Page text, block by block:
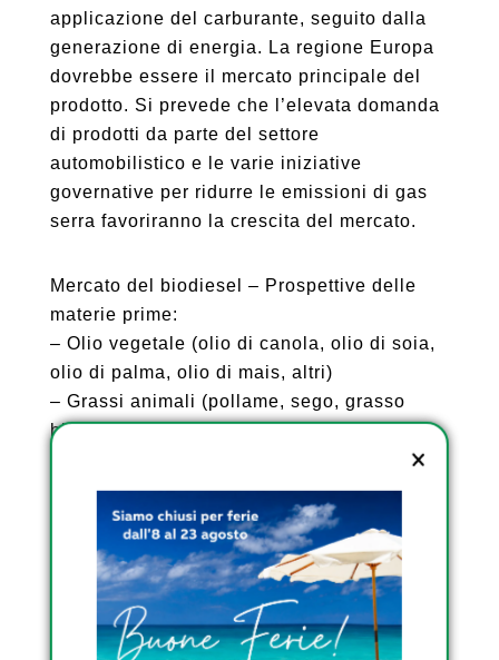
applicazione del carburante, seguito dalla
generazione di energia. La regione Europa
dovrebbe essere il mercato principale del
prodotto. Si prevede che l’elevata domanda
di prodotti da parte del settore
automobilistico e le varie iniziative
governative per ridurre le emissioni di gas
serra favoriranno la crescita del mercato.
Mercato del biodiesel – Prospettive delle
materie prime:
– Olio vegetale (olio di canola, olio di soia,
olio di palma, olio di mais, altri)
– Grassi animali (pollame, sego, grasso
bianco, altri)
Mercato del biodiesel – Prospettive
applicative
– Carburante (Automotive, Marine,
Agricoltura)
– Produzione di energia
– Altri